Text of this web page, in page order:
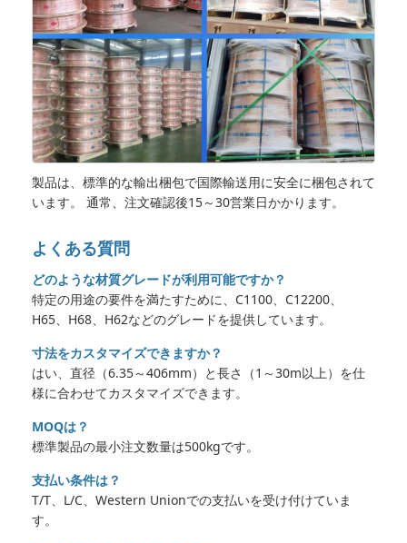
製品は、標準的な輸出梱包で国際輸送用に安全に梱包されて
います。 通常、注文確認後15～30営業日かかります。
よくある質問
どのような材質グレードが利用可能ですか？
特定の用途の要件を満たすために、C1100、C12200、
H65、H68、H62などのグレードを提供しています。
寸法をカスタマイズできますか？
はい、直径（6.35～406mm）と長さ（1～30m以上）を仕
様に合わせてカスタマイズできます。
MOQは？
標準製品の最小注文数量は500kgです。
支払い条件は？
T/T、L/C、Western Unionでの支払いを受け付けていま
す。